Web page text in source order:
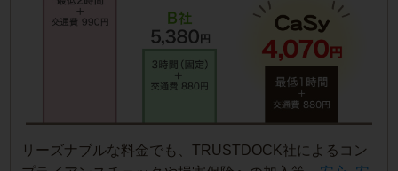
リーズナブルな料金でも、TRUSTDOCK社によるコン